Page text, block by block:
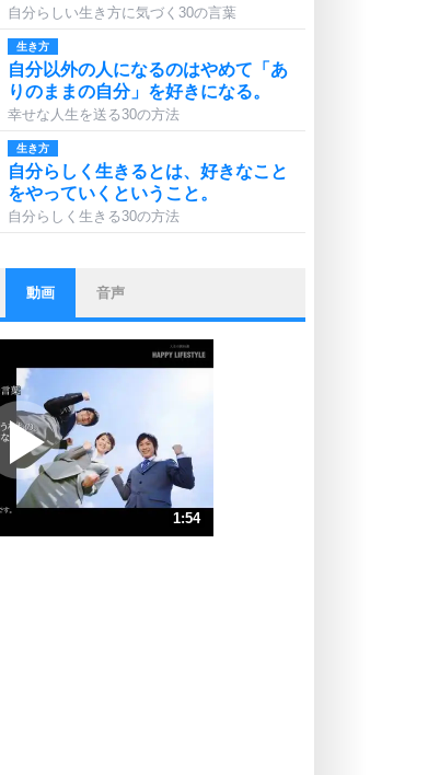
自分らしい生き方に気づく30の言葉
生き方
自分以外の人になるのはやめて「あ
りのままの自分」を好きになる。
幸せな人生を送る30の方法
生き方
自分らしく生きるとは、好きなこと
をやっていくということ。
自分らしく生きる30の方法
ストレス対策
他人と比べない。
いっそのこと、他人を見ない。
いらいらしない人になる30の方法
プラス思考
ポジティブになれない原因は、行動
しないから。
ポジティブ思考になる30の方法
ストレス対策
動画 音声
1:54